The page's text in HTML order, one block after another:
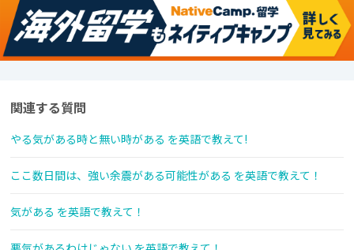
関連する質問
やる気がある時と無い時がある を英語で教えて!
ここ数日間は、強い余震がある可能性がある を英語で教えて！
気がある を英語で教えて！